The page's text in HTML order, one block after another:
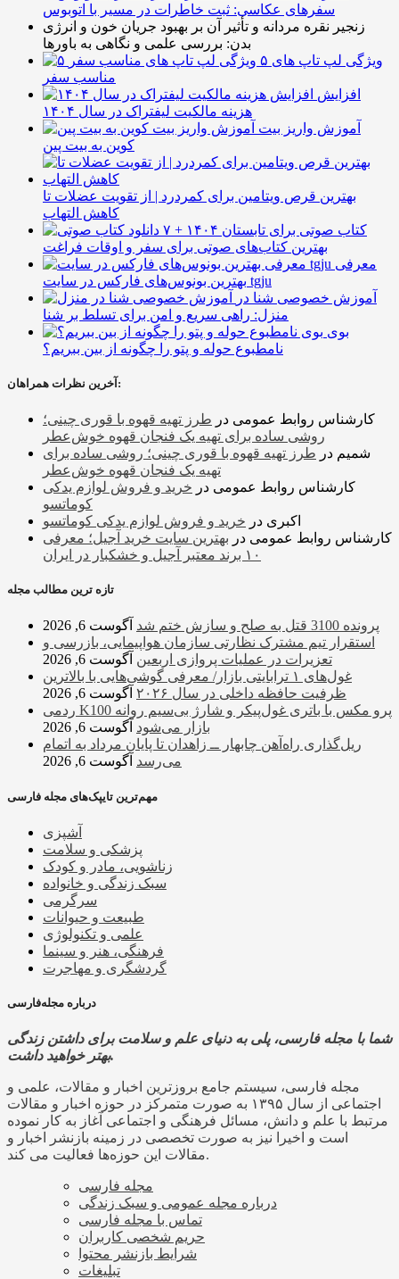
سفرهای عکاسی: ثبت خاطرات در مسیر با اتوبوس
زنجیر نقره مردانه و تأثیر آن بر بهبود جریان خون و انرژی
بدن: بررسی علمی و نگاهی به باورها
۵ ویژگی لپ تاپ های
مناسب سفر
افزایش
هزینه مالکیت لیفتراک در سال ۱۴۰۴
آموزش واریز بیت
کوین به بیت پین
بهترین قرص ویتامین برای کمردرد | از تقویت عضلات تا
کاهش التهاب
۷ کتاب صوتی برای تابستان ۱۴۰۴ +
بهترین کتاب‌های صوتی برای سفر و اوقات فراغت
معرفی
بهترین بونوس‌های فارکس در سایت tgju
آموزش خصوصی شنا در
منزل: راهی سریع و امن برای تسلط بر شنا
بوی
نامطبوع حوله و پتو را چگونه از بین ببریم؟
آخرین نظرات همراهان:
کارشناس روابط عمومی در طرز تهیه قهوه با قوری چینی؛
روشی ساده برای تهیه یک فنجان قهوه خوش‌عطر
شمیم در طرز تهیه قهوه با قوری چینی؛ روشی ساده برای
تهیه یک فنجان قهوه خوش‌عطر
کارشناس روابط عمومی در خرید و فروش لوازم یدکی
کوماتسو
اکبری در خرید و فروش لوازم یدکی کوماتسو
کارشناس روابط عمومی در بهترین سایت خرید آجیل؛ معرفی
۱۰ برند معتبر آجیل و خشکبار در ایران
تازه ترین مطالب مجله
پرونده 3100 قتل به صلح و سازش ختم شد
آگوست 6, 2026
استقرار تیم مشترک نظارتی سازمان هواپیمایی، بازرسی و
تعزیرات در عملیات پروازی اربعین آگوست 6, 2026
غول‌های ۱ ترابایتی بازار/ معرفی گوشی‌هایی با بالاترین
ظرفیت حافظه داخلی در سال ۲۰۲۶
آگوست 6, 2026
ردمی K100 پرو مکس با باتری غول‌پیکر و شارژ بی‌سیم روانه
بازار می‌شود آگوست 6, 2026
ریل‌گذاری راه‌آهن چابهار ــ زاهدان تا پایان مرداد به اتمام
می‌رسد آگوست 6, 2026
مهم‌ترین تایپک‌های مجله فارسی
آشپزی
پزشکی و سلامت
زناشویی، مادر و کودک
سبک زندگی و خانواده
سرگرمی
طبیعت و حیوانات
علمی و تکنولوژی
فرهنگی، هنر و سینما
گردشگری و مهاجرت
درباره مجله‌فارسی
شما با مجله فارسی، پلی به دنیای علم و سلامت برای داشتن زندگی
بهتر خواهید داشت.
مجله فارسی، سیستم جامع بروزترین اخبار و مقالات، علمی و
اجتماعی از سال ۱۳۹۵ به صورت متمرکز در حوزه اخبار و مقالات
مرتبط با علم و دانش، مسائل فرهنگی و اجتماعی آغاز به کار نموده
است و اخیرا نیز به صورت تخصصی در زمینه بازنشر اخبار و
مقالات این حوزه‌ها فعالیت می کند.
مجله فارسی
درباره مجله عمومی و سبک زندگی
تماس با مجله فارسی
حریم شخصی کاربران
شرایط بازنشر محتوا
تبلیغات